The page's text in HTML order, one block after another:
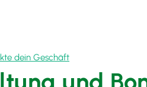
dein Geschäft